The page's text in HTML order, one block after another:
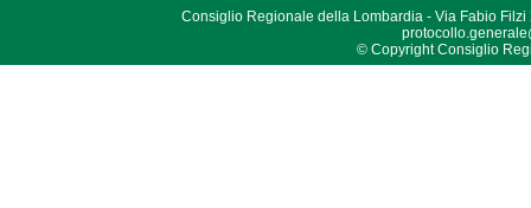
Consiglio Regionale della Lombardia - Via Fabio Filzi
© Copyright Consiglio